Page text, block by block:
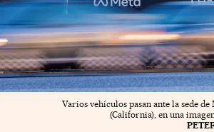
Varios vehículos pasan ante la sede
(California), en una